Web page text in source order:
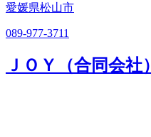
愛媛県松山市
089-977-3711
ＪＯＹ（合同会社）